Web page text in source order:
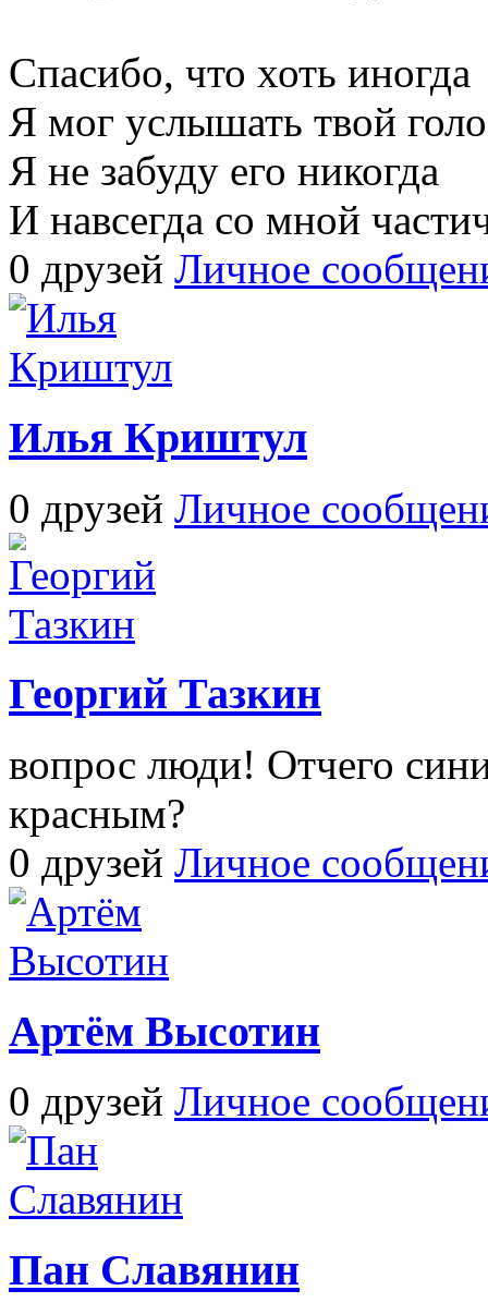
Спасибо, что хоть иногда
Я мог услышать твой
Я не забуду его никогда
И навсегда со мной
0 друзей Личное
Илья Криштул
0 друзей Личное
Георгий Тазкин
вопрос люди! Отчего
красным?
0 друзей Личное
Артём Высотин
0 друзей Личное
Пан Славянин